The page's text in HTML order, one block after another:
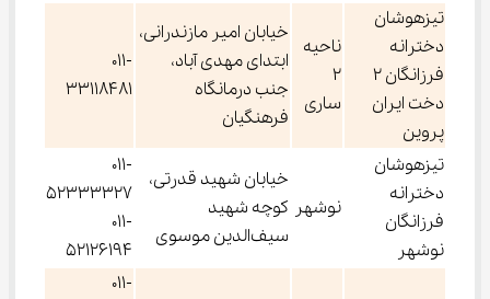
تیزهوشان
دخترانه
فرزانگان 2
دخت ایران
پروین
ناحیه
2
ساری
خیابان امیر مازندرانی،
ابتدای مهدی آباد،
جنب درمانگاه
فرهنگیان
011-
33118481
تیزهوشان
دخترانه
فرزانگان
نوشهر
نوشهر
خیابان شهید قدرتی،
کوچه شهید
سیف‌الدین موسوی
011-
52333327
011-
52126194
011-